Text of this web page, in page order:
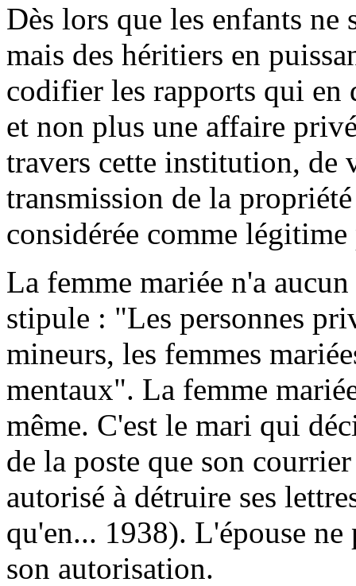
Dès lors que les enfants ne
mais des héritiers en
codifier les rapports qui
et non plus une affaire
travers cette institution, de
transmission de la
considérée comme
La femme mariée n'a
stipule : "Les personnes
mineurs, les femmes
mentaux". La femme
même. C'est le mari qui
de la poste que son
autorisé à détruire ses
qu'en... 1938). L'épouse
son autorisation.